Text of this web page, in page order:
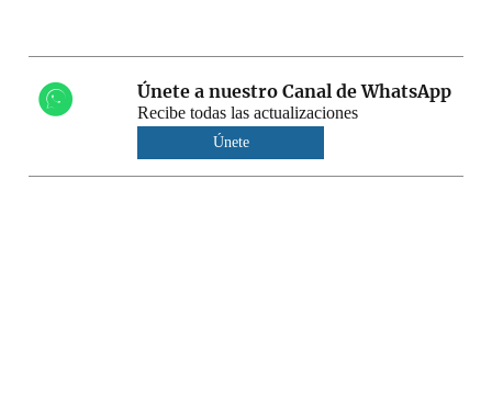
Únete a nuestro Canal de WhatsApp
Recibe todas las actualizaciones
Únete